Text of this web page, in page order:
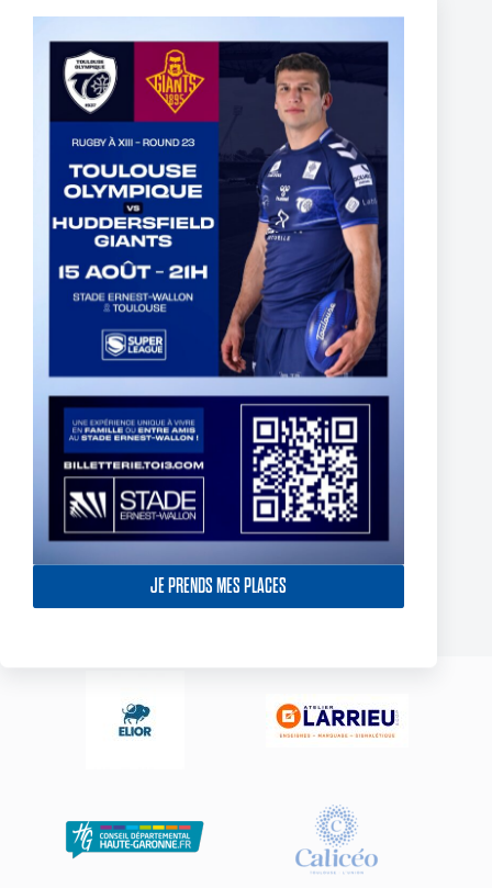
JE PRENDS MES PLACES
Thomas Lacans s’engage avec le Toulouse Olympique
5 mars 2025
York Knights – Toulouse Olympique – Dans la douleur le TO